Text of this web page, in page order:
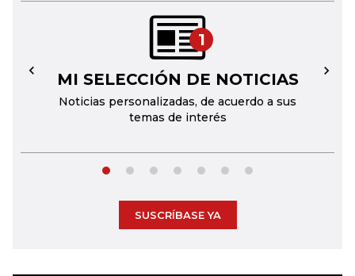
1
MI SELECCIÓN DE NOTICIAS
Noticias personalizadas, de acuerdo a sus
temas de interés
← →
SUSCRÍBASE YA